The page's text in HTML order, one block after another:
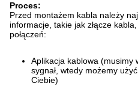
Proces:
Przed montażem kabla należy
informacje, takie jak złącze
połączeń:
Aplikacja kablowa (musimy
sygnał, wtedy możemy
Ciebie)